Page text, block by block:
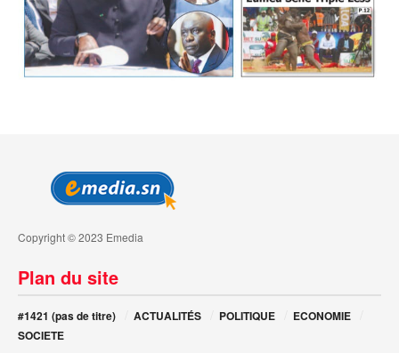
Copyright © 2023 Emedia
Plan du site
#1421 (pas de titre) ACTUALITÉS POLITIQUE
ECONOMIE
SOCIETE